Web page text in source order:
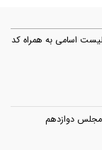
اسامی به همراه کد
مجلس دوازدهم